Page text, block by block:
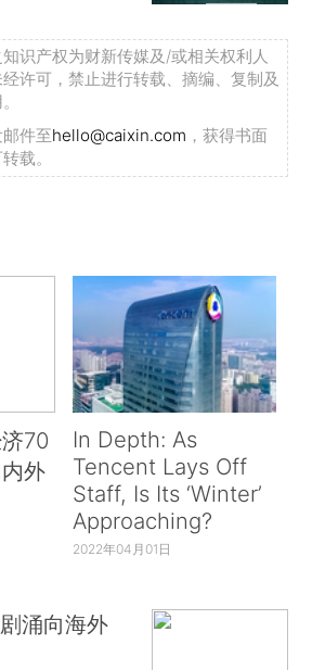
识产权为财新传媒及/或相关权利人
许可，禁止进行转载、摘编、复制及
件至hello@caixin.com ，获得书面
载。
70
外
In Depth: As
Tencent Lays Off
Staff, Is Its ‘Winter’
Approaching?
2022年04月01日
涌向海外